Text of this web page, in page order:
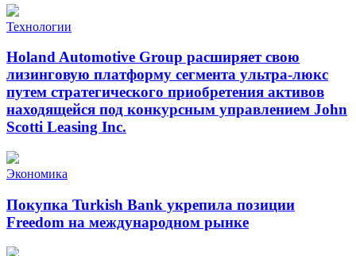
Технологии
Holand Automotive Group расширяет свою
лизинговую платформу сегмента ультра-люкс
путем стратегического приобретения активов
находящейся под конкурсным управлением John
Scotti Leasing Inc.
Экономика
Покупка Turkish Bank укрепила позиции
Freedom на международном рынке